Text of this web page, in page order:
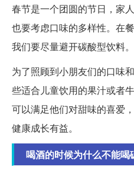
春节是一个团圆的节日，家
也要考虑口味的多样性。在
我们要尽量避开碳酸型饮料。
为了照顾到小朋友们的口味
些适合儿童饮用的果汁或者
可以满足他们对甜味的喜爱
健康成长有益。
喝酒的时候为什么不能喝